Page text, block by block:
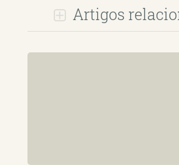
Artigos